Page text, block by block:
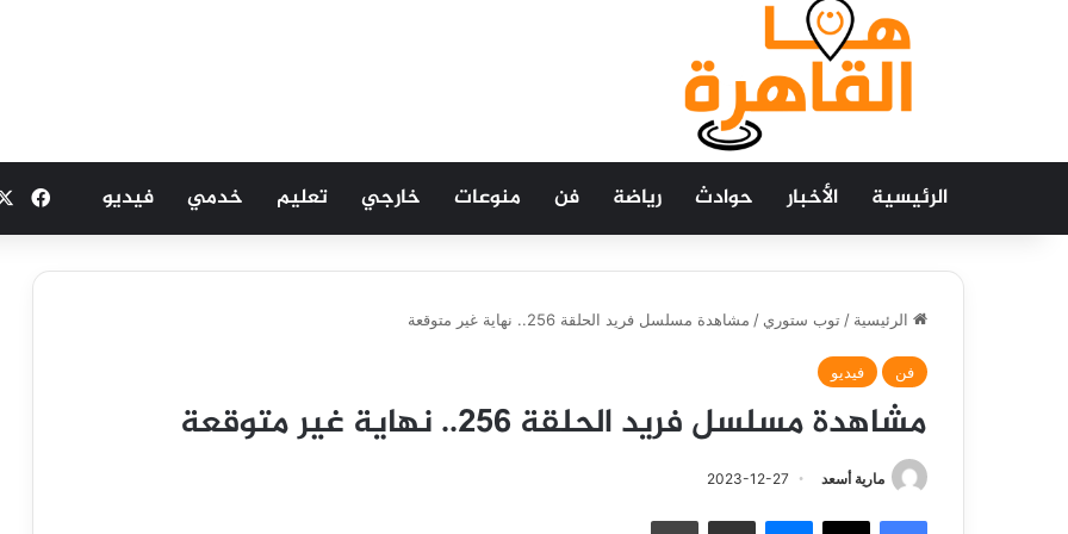
الرئيسية الأخبار حوادث رياضة فن منوعات خارجي تعليم خدمي فيديو
الرئيسية / توب ستوري / مشاهدة مسلسل فريد الحلقة 256.. نهاية غير متوقعة
فن فيديو
مشاهدة مسلسل فريد الحلقة 256.. نهاية غير متوقعة
مارية أسعد 2023-12-27
فيسبوك ‫X ماسنجر مشاركة عبر البريد طباعة